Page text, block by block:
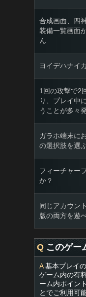
合成画面、四
装備一覧画面
ん
ヨイデハナイ
1回の攻撃で2
り、プレイ中
うことが多々
ガラホ端末に
の選択肢を選
フィーチャー
か？
同じアカウン
版の両方を遊
Q このゲー
A基本プレイの
ゲーム内の有
ーム内ポイン
とでご利用可